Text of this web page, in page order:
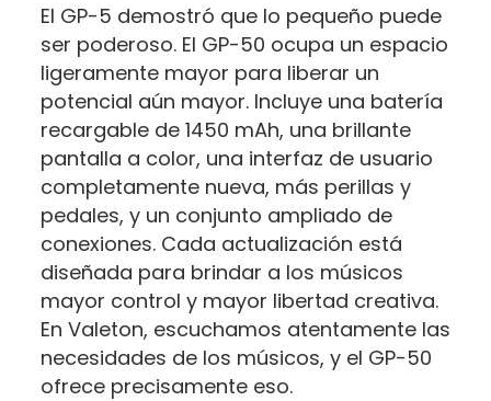
El GP-5 demostró que lo pequeño puede
ser poderoso. El GP-50 ocupa un espacio
ligeramente mayor para liberar un
potencial aún mayor. Incluye una batería
recargable de 1450 mAh, una brillante
pantalla a color, una interfaz de usuario
completamente nueva, más perillas y
pedales, y un conjunto ampliado de
conexiones. Cada actualización está
diseñada para brindar a los músicos
mayor control y mayor libertad creativa.
En Valeton, escuchamos atentamente las
necesidades de los músicos, y el GP-50
ofrece precisamente eso.